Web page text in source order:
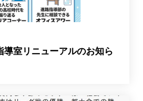
導室リニューアルのお知ら